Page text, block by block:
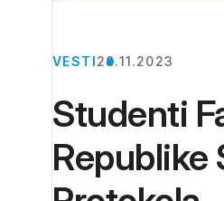
VESTI28.11.2023
Studenti
Republike